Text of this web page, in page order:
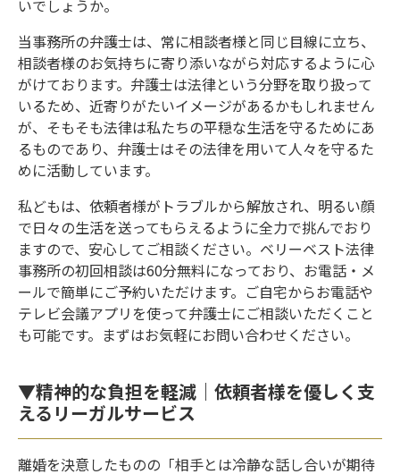
いでしょうか。
当事務所の弁護士は、常に相談者様と同じ目線に立ち、
相談者様のお気持ちに寄り添いながら対応するように心
がけております。弁護士は法律という分野を取り扱って
いるため、近寄りがたいイメージがあるかもしれません
が、そもそも法律は私たちの平穏な生活を守るためにあ
るものであり、弁護士はその法律を用いて人々を守るた
めに活動しています。
私どもは、依頼者様がトラブルから解放され、明るい顔
で日々の生活を送ってもらえるように全力で挑んでおり
ますので、安心してご相談ください。ベリーベスト法律
事務所の初回相談は60分無料になっており、お電話・メ
ールで簡単にご予約いただけます。ご自宅からお電話や
テレビ会議アプリを使って弁護士にご相談いただくこと
も可能です。まずはお気軽にお問い合わせください。
▼精神的な負担を軽減｜依頼者様を優しく支
えるリーガルサービス
離婚を決意したものの「相手とは冷静な話し合いが期待